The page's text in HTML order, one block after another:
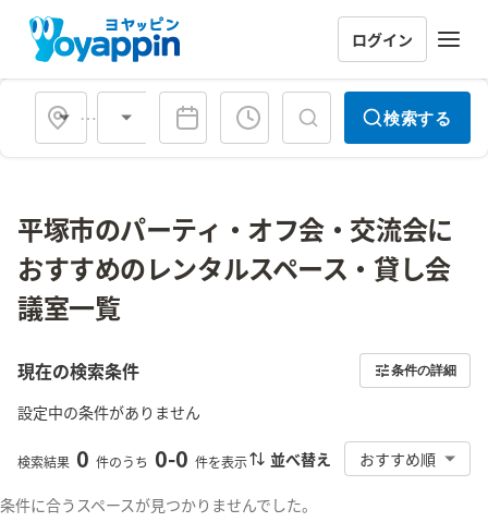
ログイン
会場タイプ 検索する
平塚市のパーティ・オフ会・交流会に
おすすめのレンタルスペース・貸し会
議室一覧
現在の検索条件 条件の詳細
設定中の条件がありません
検索結果 0 件のうち 0-0 件を表示 並べ替え おすすめ順
条件に合うスペースが見つかりませんでした。